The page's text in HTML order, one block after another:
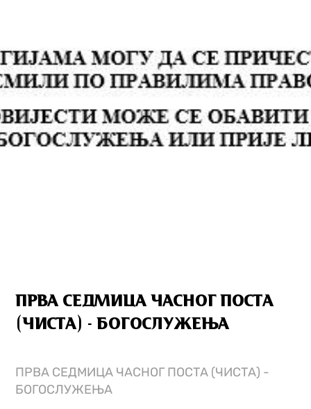
ПРВА СЕДМИЦА ЧАСНОГ ПОСТА
(ЧИСТА) - БОГОСЛУЖЕЊА
ПРВА СЕДМИЦА ЧАСНОГ ПОСТА (ЧИСТА) -
БОГОСЛУЖЕЊА